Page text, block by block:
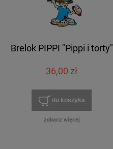
Brelok PIPPI "Pippi i torty"
36,00 zł
do koszyka
zobacz więcej